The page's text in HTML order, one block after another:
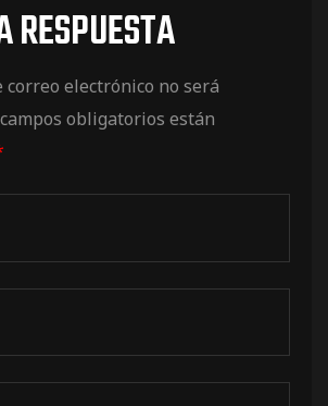
RESPUESTA
correo electrónico no será
obligatorios están